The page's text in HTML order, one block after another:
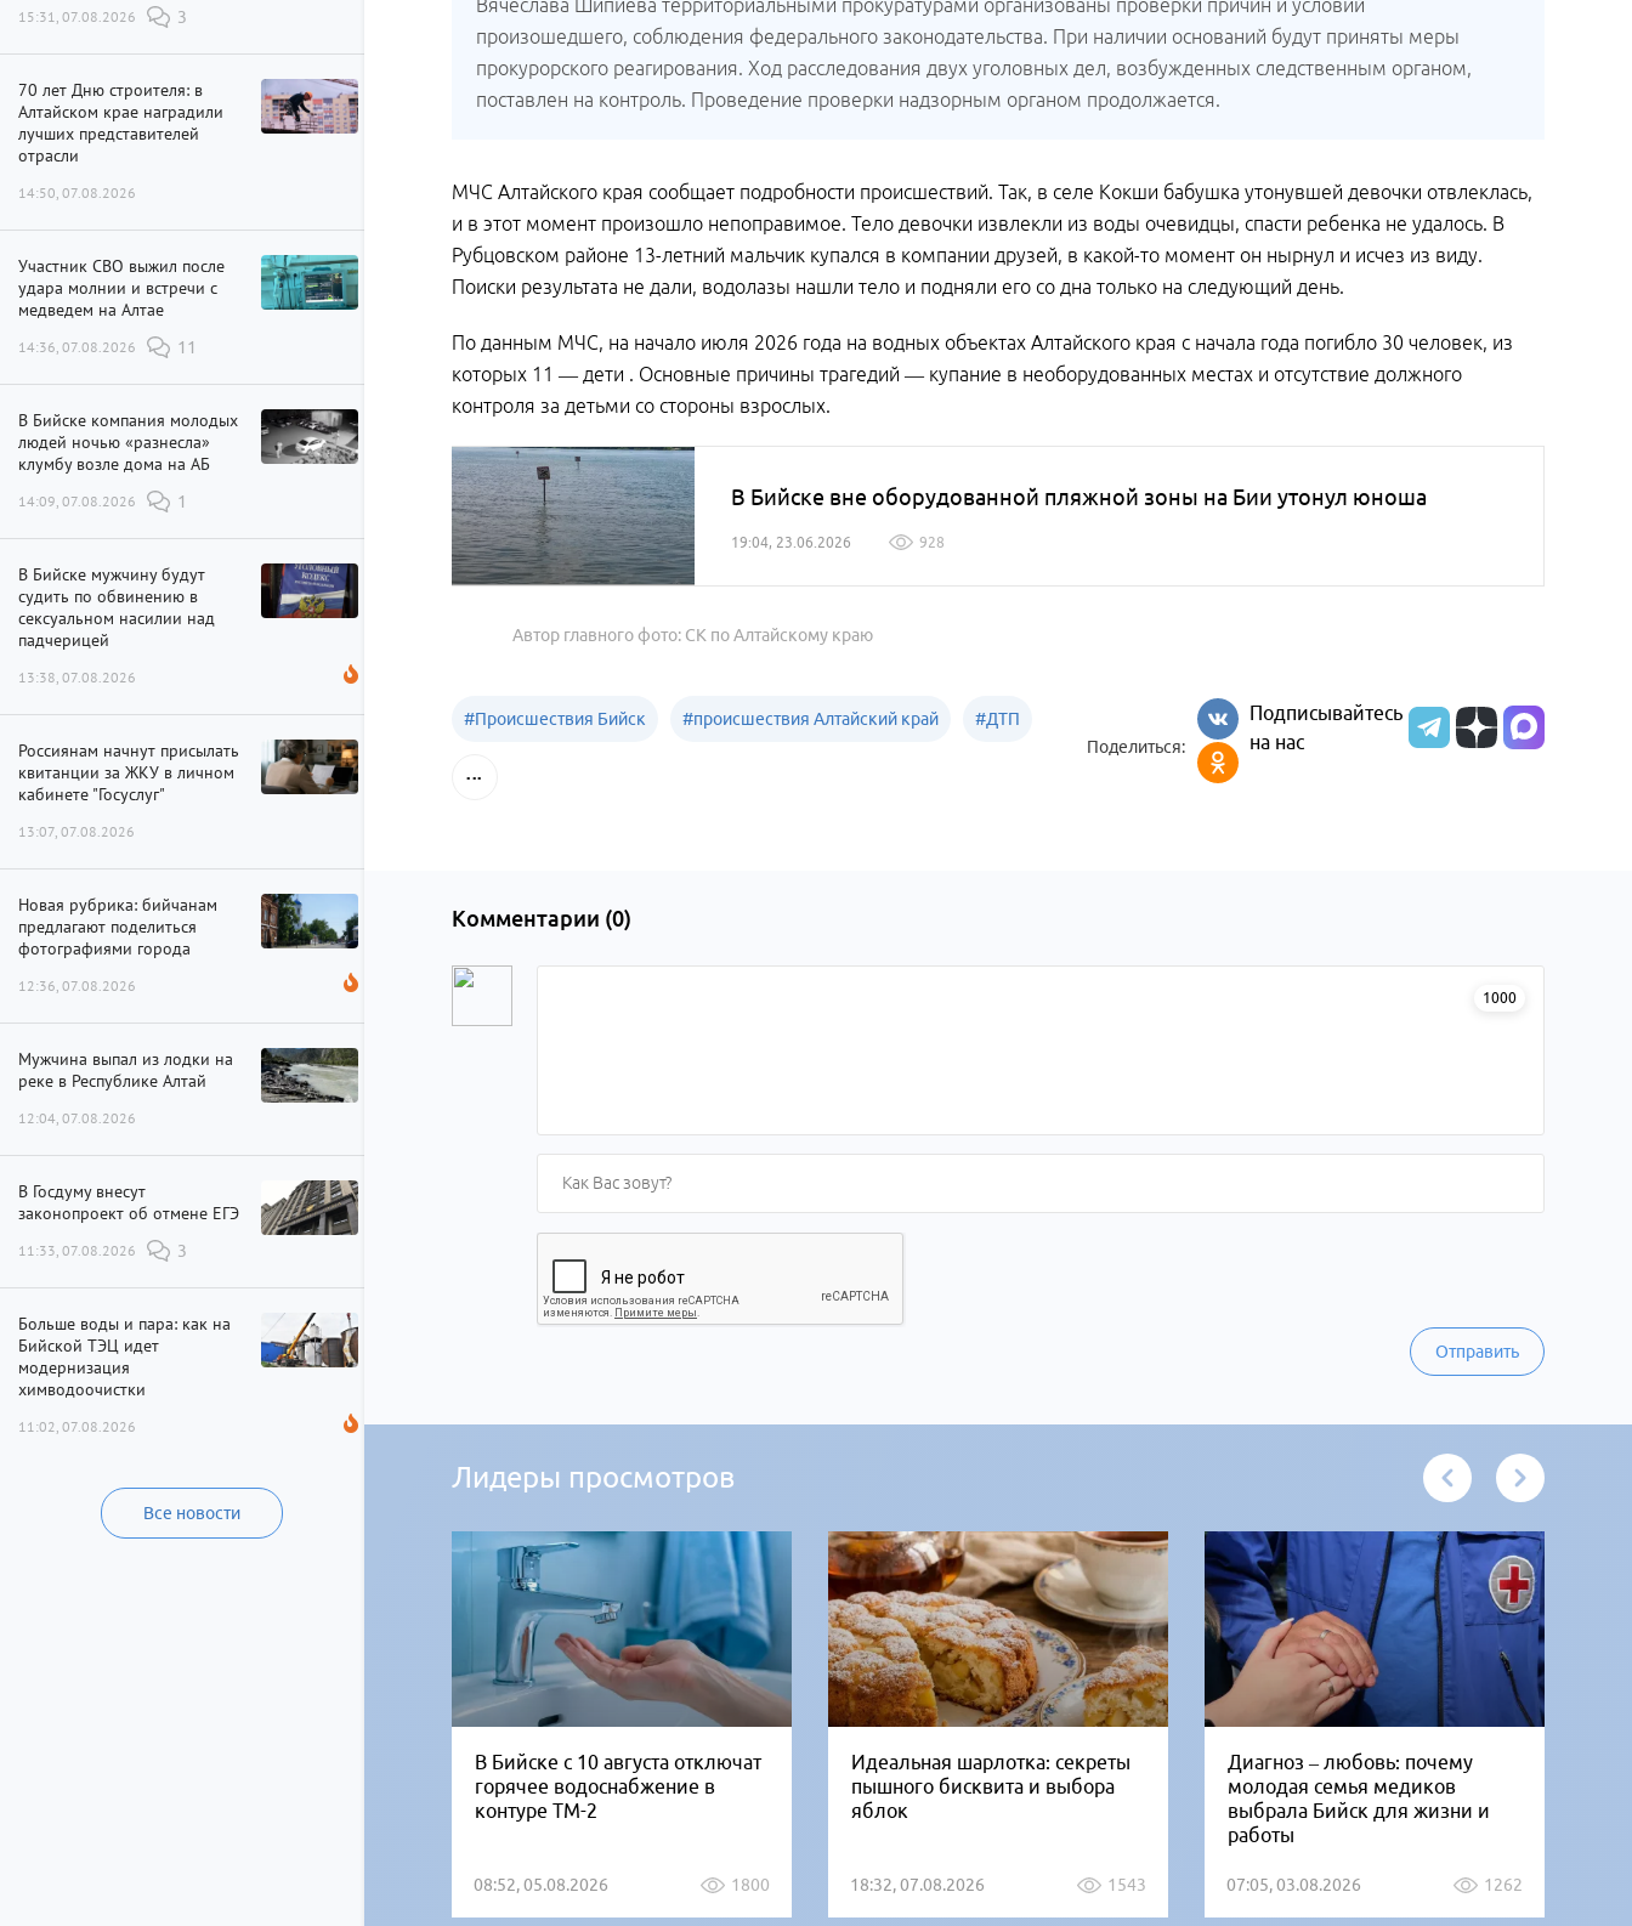
15:31, 07.08.2026 3
70 лет Дню строителя: в
Алтайском крае наградили
лучших представителей
отрасли
14:50, 07.08.2026
Участник СВО выжил после
удара молнии и встречи с
медведем на Алтае
14:36, 07.08.2026 11
В Бийске компания молодых
людей ночью «разнесла»
клумбу возле дома на АБ
14:09, 07.08.2026 1
В Бийске мужчину будут
судить по обвинению в
сексуальном насилии над
падчерицей
13:38, 07.08.2026
Россиянам начнут присылать
квитанции за ЖКУ в личном
кабинете "Госуслуг"
13:07, 07.08.2026
Новая рубрика: бийчанам
предлагают поделиться
фотографиями города
12:36, 07.08.2026
Мужчина выпал из лодки на
реке в Республике Алтай
12:04, 07.08.2026
В Госдуму внесут
законопроект об отмене ЕГЭ
11:33, 07.08.2026 3
Больше воды и пара: как на
Бийской ТЭЦ идет
модернизация
химводоочистки
11:02, 07.08.2026
Все новости
Вячеслава Шипиева территориальными прокуратурами организованы проверки причин и условий
произошедшего, соблюдения федерального законодательства. При наличии оснований будут приняты меры
прокурорского реагирования. Ход расследования двух уголовных дел, возбужденных следственным органом,
поставлен на контроль. Проведение проверки надзорным органом продолжается.
МЧС Алтайского края сообщает подробности происшествий. Так, в селе Кокши бабушка утонувшей девочки отвлеклась,
и в этот момент произошло непоправимое. Тело девочки извлекли из воды очевидцы, спасти ребенка не удалось. В
Рубцовском районе 13-летний мальчик купался в компании друзей, в какой-то момент он нырнул и исчез из виду.
Поиски результата не дали, водолазы нашли тело и подняли его со дна только на следующий день.
По данным МЧС, на начало июля 2026 года на водных объектах Алтайского края с начала года погибло 30 человек, из
которых 11 — дети . Основные причины трагедий — купание в необорудованных местах и отсутствие должного
контроля за детьми со стороны взрослых.
В Бийске вне оборудованной пляжной зоны на Бии утонул юноша
19:04, 23.06.2026 928
Автор главного фото: СК по Алтайскому краю
#Происшествия Бийск #происшествия Алтайский край #ДТП
Поделиться:
Подписывайтесь
на нас
Комментарии (0)
1000
Отправить
Лидеры просмотров
В Бийске с 10 августа отключат
горячее водоснабжение в
контуре ТМ-2
08:52, 05.08.2026 1800
Идеальная шарлотка: секреты
пышного бисквита и выбора
яблок
18:32, 07.08.2026 1543
Диагноз – любовь: почему
молодая семья медиков
выбрала Бийск для жизни и
работы
07:05, 03.08.2026 1262